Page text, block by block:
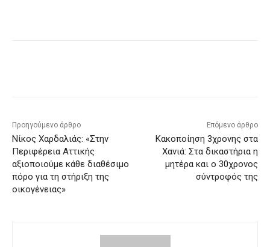
Προηγούμενο άρθρο
Νίκος Χαρδαλιάς: «Στην
Περιφέρεια Αττικής
αξιοποιούμε κάθε διαθέσιμο
πόρο για τη στήριξη της
οικογένειας»
Επόμενο άρθρο
Κακοποίηση 3χρονης στα
Χανιά: Στα δικαστήρια η
μητέρα και ο 30χρονος
σύντροφός της